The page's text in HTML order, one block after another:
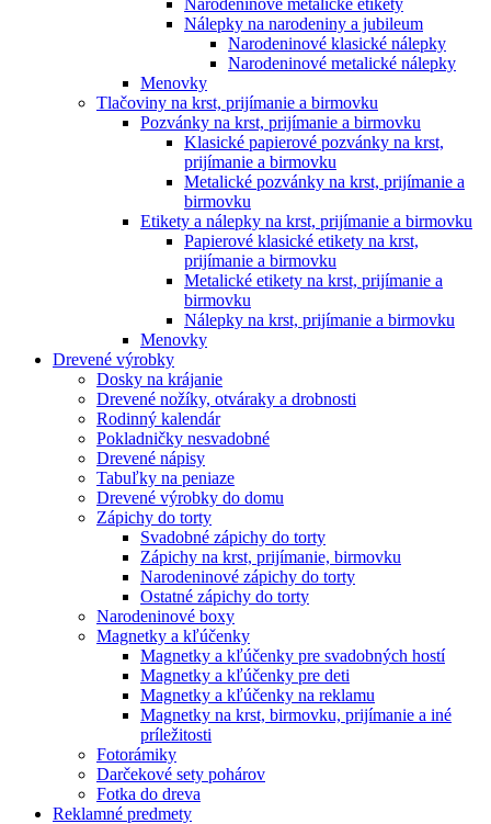
Narodeninové metalické etikety
Nálepky na narodeniny a jubileum
Narodeninové klasické nálepky
Narodeninové metalické nálepky
Menovky
Tlačoviny na krst, prijímanie a birmovku
Pozvánky na krst, prijímanie a birmovku
Klasické papierové pozvánky na krst,
prijímanie a birmovku
Metalické pozvánky na krst, prijímanie a
birmovku
Etikety a nálepky na krst, prijímanie a birmovku
Papierové klasické etikety na krst,
prijímanie a birmovku
Metalické etikety na krst, prijímanie a
birmovku
Nálepky na krst, prijímanie a birmovku
Menovky
Drevené výrobky
Dosky na krájanie
Drevené nožíky, otváraky a drobnosti
Rodinný kalendár
Pokladničky nesvadobné
Drevené nápisy
Tabuľky na peniaze
Drevené výrobky do domu
Zápichy do torty
Svadobné zápichy do torty
Zápichy na krst, prijímanie, birmovku
Narodeninové zápichy do torty
Ostatné zápichy do torty
Narodeninové boxy
Magnetky a kľúčenky
Magnetky a kľúčenky pre svadobných hostí
Magnetky a kľúčenky pre deti
Magnetky a kľúčenky na reklamu
Magnetky na krst, birmovku, prijímanie a iné
príležitosti
Fotorámiky
Darčekové sety pohárov
Fotka do dreva
Reklamné predmety